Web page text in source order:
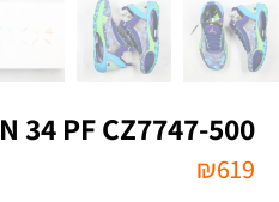
34 PF CZ7747-500
₪619